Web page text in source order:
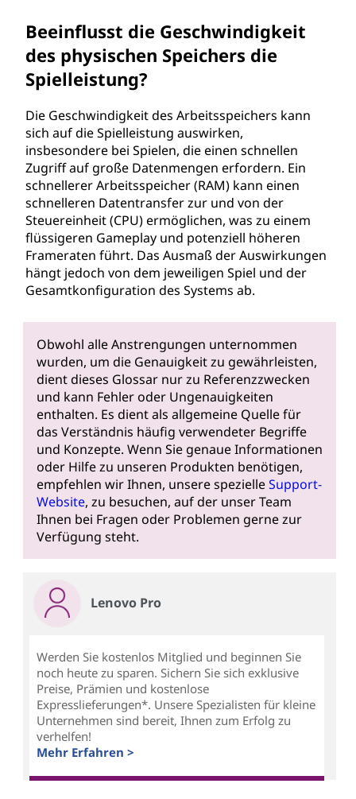
Beeinflusst die Geschwindigkeit
des physischen Speichers die
Spielleistung?
Die Geschwindigkeit des Arbeitsspeichers kann
sich auf die Spielleistung auswirken,
insbesondere bei Spielen, die einen schnellen
Zugriff auf große Datenmengen erfordern. Ein
schnellerer Arbeitsspeicher (RAM) kann einen
schnelleren Datentransfer zur und von der
Steuereinheit (CPU) ermöglichen, was zu einem
flüssigeren Gameplay und potenziell höheren
Frameraten führt. Das Ausmaß der Auswirkungen
hängt jedoch von dem jeweiligen Spiel und der
Gesamtkonfiguration des Systems ab.
Obwohl alle Anstrengungen unternommen
wurden, um die Genauigkeit zu gewährleisten,
dient dieses Glossar nur zu Referenzzwecken
und kann Fehler oder Ungenauigkeiten
enthalten. Es dient als allgemeine Quelle für
das Verständnis häufig verwendeter Begriffe
und Konzepte. Wenn Sie genaue Informationen
oder Hilfe zu unseren Produkten benötigen,
empfehlen wir Ihnen, unsere spezielleSupport-
Website, zu besuchen, auf der unser Team
Ihnen bei Fragen oder Problemen gerne zur
Verfügung steht.
Lenovo Pro
Werden Sie kostenlos Mitglied und beginnen Sie
noch heute zu sparen. Sichern Sie sich exklusive
Preise, Prämien und kostenlose
Expresslieferungen*. Unsere Spezialisten für kleine
Unternehmen sind bereit, Ihnen zum Erfolg zu
verhelfen!
Mehr Erfahren >